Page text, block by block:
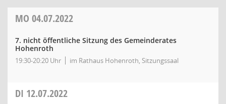
MO 04.07.2022
7. nicht öffentliche Sitzung des Gemeinderates
Hohenroth
19:30-20:20 Uhr im Rathaus Hohenroth, Sitzungssaal
DI 12.07.2022